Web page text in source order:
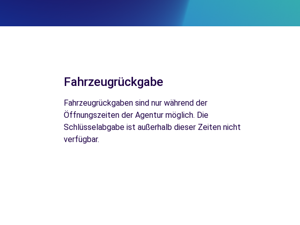
Fahrzeugrückgabe
Fahrzeugrückgaben sind nur während der
Öffnungszeiten der Agentur möglich. Die
Schlüsselabgabe ist außerhalb dieser Zeiten nicht
verfügbar.